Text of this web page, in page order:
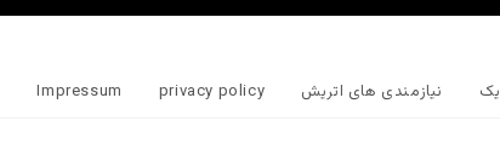
نیازمندی های اتریش privacy policy
Impressum